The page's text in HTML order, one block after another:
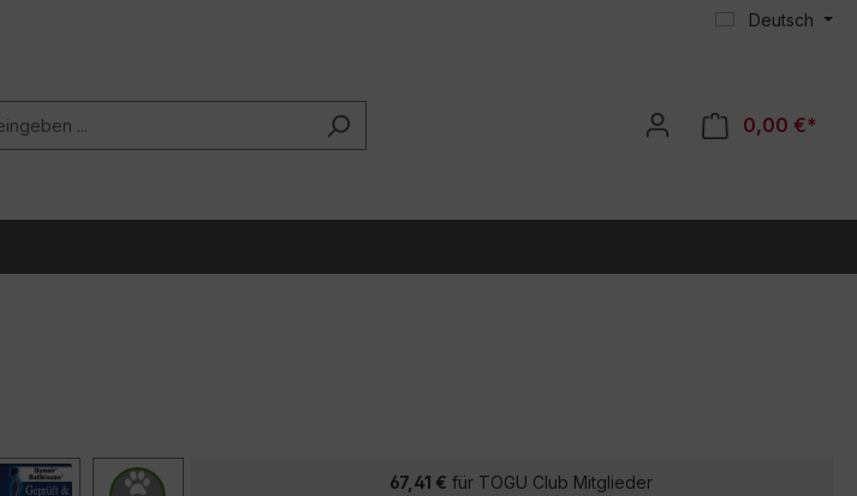
Deutsch
0,00 €*
67,41 € für TOGU Club Mitglieder